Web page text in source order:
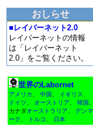
おしらせ
■レイバーネット2.0
レイバーネットの情報
は「レイバーネット
2.0」をご覧ください。
世界のLabornet
アメリカ 中国 イギリス
ドイツ
オーストリア 韓国
カナダオーストラリア
デンマ
ーク
トルコ 日本